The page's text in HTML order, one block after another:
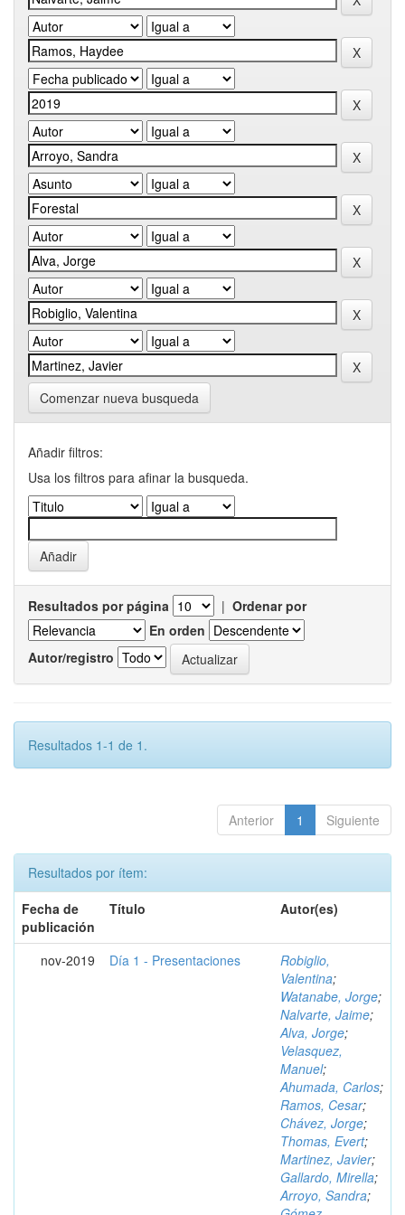
Comenzar nueva busqueda
Añadir filtros:
Usa los filtros para afinar la busqueda.
Resultados por página | Ordenar por
En orden
Autor/registro
Resultados 1-1 de 1.
Anterior 1 Siguiente
Resultados por ítem:
Fecha de
publicación
Título Autor(es)
nov-2019 Día 1 - Presentaciones
Robiglio,
Valentina;
Watanabe, Jorge;
Nalvarte, Jaime;
Alva, Jorge;
Velasquez,
Manuel;
Ahumada, Carlos;
Ramos, Cesar;
Chávez, Jorge;
Thomas, Evert;
Martinez, Javier;
Gallardo, Mirella;
Arroyo, Sandra;